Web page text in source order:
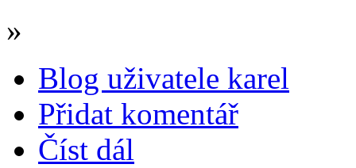
»
Blog uživatele karel
Přidat komentář
Číst dál